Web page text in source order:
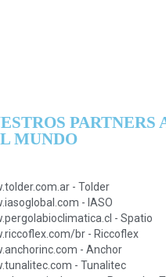
PARTNERS
MUNDO
- Tolder
- IASO
- Spatio
br - Riccoflex
- Anchor
- Tunalitec